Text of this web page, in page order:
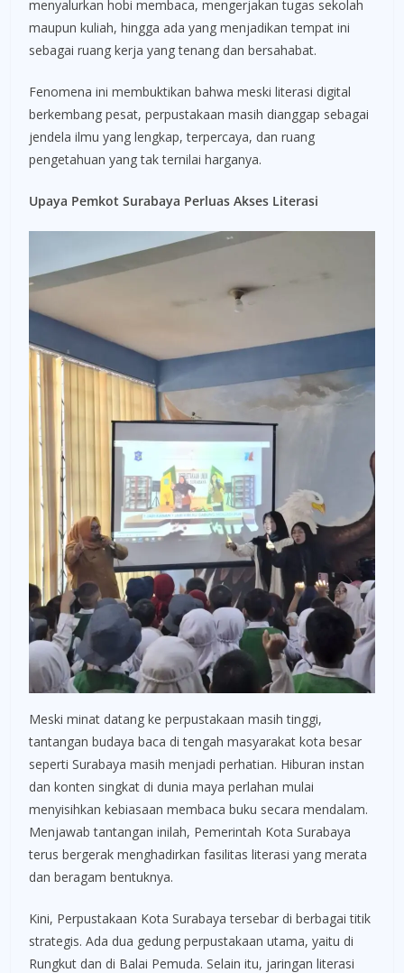
menyalurkan hobi membaca, mengerjakan tugas sekolah
maupun kuliah, hingga ada yang menjadikan tempat ini
sebagai ruang kerja yang tenang dan bersahabat.
Fenomena ini membuktikan bahwa meski literasi digital
berkembang pesat, perpustakaan masih dianggap sebagai
jendela ilmu yang lengkap, terpercaya, dan ruang
pengetahuan yang tak ternilai harganya.
Upaya Pemkot Surabaya Perluas Akses Literasi
Meski minat datang ke perpustakaan masih tinggi,
tantangan budaya baca di tengah masyarakat kota besar
seperti Surabaya masih menjadi perhatian. Hiburan instan
dan konten singkat di dunia maya perlahan mulai
menyisihkan kebiasaan membaca buku secara mendalam.
Menjawab tantangan inilah, Pemerintah Kota Surabaya
terus bergerak menghadirkan fasilitas literasi yang merata
dan beragam bentuknya.
Kini, Perpustakaan Kota Surabaya tersebar di berbagai titik
strategis. Ada dua gedung perpustakaan utama, yaitu di
Rungkut dan di Balai Pemuda. Selain itu, jaringan literasi